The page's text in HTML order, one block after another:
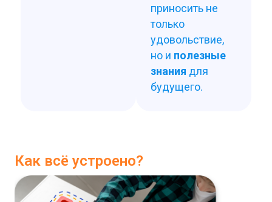
приносить не
только
удовольствие,
но и полезные
знания для
будущего.
Как всё устроено?